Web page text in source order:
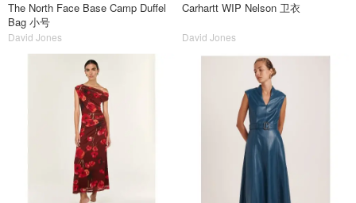
The North Face Base Camp Duffel
Bag 小号
David Jones
Carhartt WIP Nelson 卫衣
David Jones